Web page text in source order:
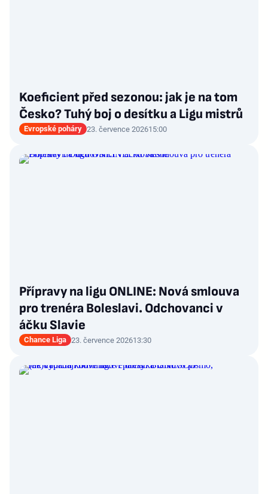
Koeficient před sezonou: jak je na tom
Česko? Tuhý boj o desítku a Ligu mistrů
Evropské poháry 23. července 202615:00
Přípravy na ligu ONLINE: Nová smlouva
pro trenéra Boleslavi. Odchovanci v
áčku Slavie
Chance Liga 23. července 202613:30